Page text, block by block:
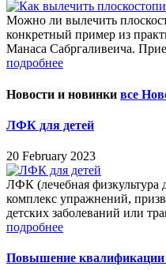
Можно ли вылечить
конкретный пример из
Манаса Сабргаливеича.
подробнее
Новости и новинки все
ЛФК для детей
20 February 2023
ЛФК (лечебная физкультура
комплекс упражнений,
детских заболеваний или
подробнее
Повышение квалификации